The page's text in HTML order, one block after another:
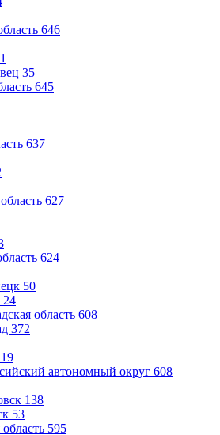
646
35
645
637
627
624
50
24
область 608
372
19
автономный округ 608
138
53
595